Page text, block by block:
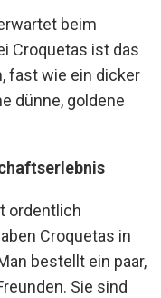
beim
Croquetas ist das
fast wie ein dicker
dünne, goldene
ordentlich
Croquetas in
bestellt ein paar,
Sie sind